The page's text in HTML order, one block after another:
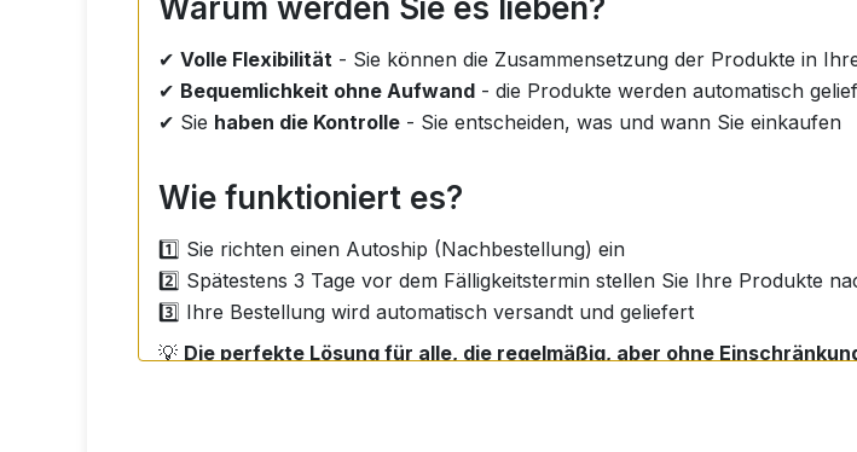
Warum werden Sie es lieben?
✔ Volle Flexibilität - Sie können die Zusammensetzung der Produkte in
✔ Bequemlichkeit ohne Aufwand - die Produkte werden automatisch
✔ Sie haben die Kontrolle - Sie entscheiden, was und wann Sie einkaufen
Wie funktioniert es?
1️⃣ Sie richten einen Autoship (Nachbestellung) ein
2️⃣ Spätestens 3 Tage vor dem Fälligkeitstermin stellen Sie Ihre Produkte
3️⃣ Ihre Bestellung wird automatisch versandt und geliefert
💡 Die perfekte Lösung für alle, die regelmäßig, aber ohne